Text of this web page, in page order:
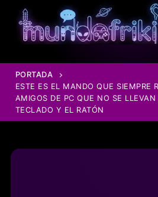
contenido
PORTADA
ESTE ES EL MANDO QUE SIEMPRE
AMIGOS DE PC QUE NO SE LLEVAN
TECLADO Y EL RATÓN